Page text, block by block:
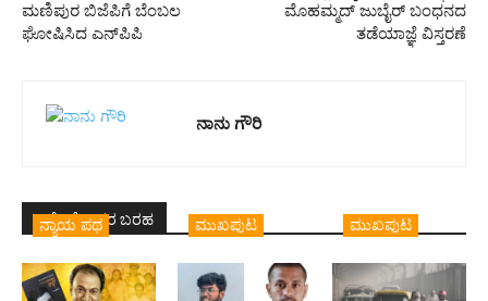
ಮಣಿಪುರ ಬಿಜೆಪಿಗೆ ಬೆಂಬಲ
ಘೋಷಿಸಿದ ಎನ್‌ಪಿಪಿ
ಮೊಹಮ್ಮದ್ ಜುಬೈರ್ ಬಂಧನದ
ತಡೆಯಾಜ್ಞೆ ವಿಸ್ತರಣೆ
ನಾನು ಗೌರಿ
ಇದೇ ಲೇಖಕರ ಬರಹ
ನ್ಯಾಯ ಪಥ ಮುಖಪುಟ ಮುಖಪುಟ